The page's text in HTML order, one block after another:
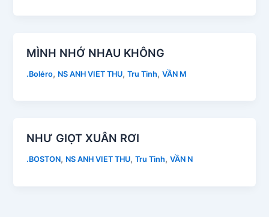
MÌNH NHỚ NHAU KHÔNG
.Boléro, NS ANH VIET THU,Tru Tinh,VẦN M
NHƯ GIỌT XUÂN RƠI
.BOSTON, NS ANH VIET THU,Tru Tinh,VẦN N